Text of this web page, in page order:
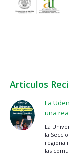
Artículos
La
una
La
la
las